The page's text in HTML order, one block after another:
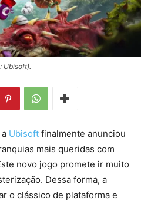
Ubisoft).
Ubisoft finalmente anunciou
mais queridas com
novo jogo promete ir muito
Dessa forma, a
o clássico de plataforma e